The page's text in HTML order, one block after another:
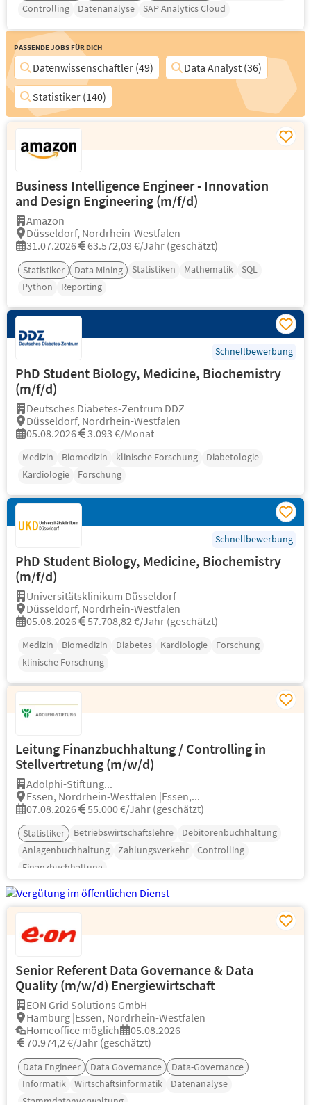
Controlling
Datenanalyse SAP Analytics Cloud
Passende Jobs für Dich
Datenwissenschaftler (49)
Data Analyst (36)
Statistiker (140)
Business Intelligence Engineer - Innovation
and Design Engineering (m/f/d)
Amazon
Düsseldorf, Nordrhein-Westfalen
31.07.2026
63.572,03 €/Jahr (geschätzt)
Statistiker Data Mining Statistiken Mathematik
SQL
Python
Reporting
Schnellbewerbung
PhD Student Biology, Medicine, Biochemistry
(m/f/d)
Deutsches Diabetes-Zentrum DDZ
Düsseldorf, Nordrhein-Westfalen
05.08.2026
3.093 €/Monat
Medizin Biomedizin klinische Forschung
Diabetologie
Kardiologie
Forschung
Schnellbewerbung
PhD Student Biology, Medicine, Biochemistry
(m/f/d)
Universitätsklinikum Düsseldorf
Düsseldorf, Nordrhein-Westfalen
05.08.2026
57.708,82 €/Jahr (geschätzt)
Medizin Biomedizin Diabetes Kardiologie
Forschung
klinische Forschung
Leitung Finanzbuchhaltung / Controlling in
Stellvertretung (m/w/d)
Adolphi-Stiftung...
Essen, Nordrhein-Westfalen |Essen,...
07.08.2026
55.000 €/Jahr (geschätzt)
Statistiker Betriebswirtschaftslehre
Debitorenbuchhaltung
Anlagenbuchhaltung
Zahlungsverkehr
Controlling
Finanzbuchhaltung
Senior Referent Data Governance & Data
Quality (m/w/d) Energiewirtschaft
EON Grid Solutions GmbH
Hamburg |Essen, Nordrhein-Westfalen
Homeoffice möglich
05.08.2026
70.974,2 €/Jahr (geschätzt)
Data Engineer Data Governance
Data-Governance
Informatik
Wirtschaftsinformatik
Datenanalyse
Stammdatenverwaltung